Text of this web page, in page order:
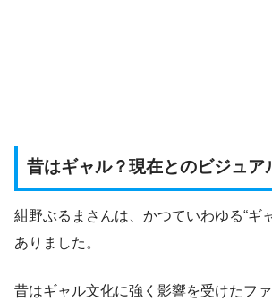
昔はギャル？現在とのビジュア
紺野ぶるまさんは、かつていわゆる“ギ
ありました。
昔はギャル文化に強く影響を受けたフ